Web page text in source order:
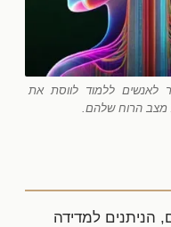
לאנשים ללמוד לווסת את
מצב הרוח שלהם.
הניתנים למדידה